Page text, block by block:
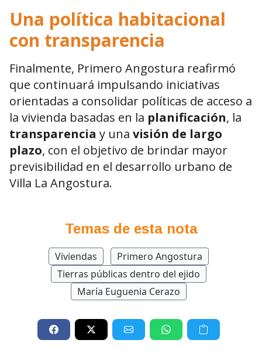
Una política habitacional
con transparencia
Finalmente, Primero Angostura reafirmó
que continuará impulsando iniciativas
orientadas a consolidar políticas de acceso a
la vivienda basadas en la planificación, la
transparencia y una visión de largo
plazo, con el objetivo de brindar mayor
previsibilidad en el desarrollo urbano de
Villa La Angostura.
Temas de esta nota
Viviendas
Primero Angostura
Tierras públicas dentro del ejido
María Euguenia Cerazo